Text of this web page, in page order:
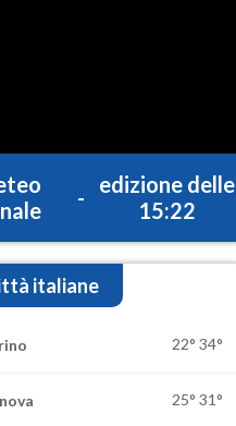
-
edizione delle
15:22
italiane
22° 34°
25° 31°